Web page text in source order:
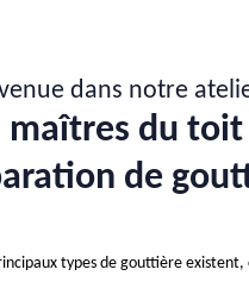
dans notre
maîtres du
de
types de gouttière